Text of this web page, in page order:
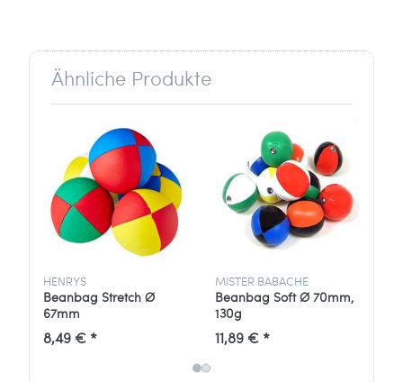
Mit dem Beanbag kann man auch sehr
gut die Vielball-Jonglage (4-, 5-, 6-
Balljonglage) üben.
Informationen zum Hersteller:
Verantwortlich für dieses Produkt ist der
in der EU ansässige Wirtschaftsakteur
Ballaballa - Spielwaren und Freizeitsport
GmbH
Marc Rüger
42857 Remscheid
Deutschland
info[at]ballaballa.de
Ähnliche Produkte
HENRYS
Beanbag Stretch Ø
67mm
8,49 € *
MISTER BABACHE
Beanbag Soft Ø 70mm,
130g
11,89 € *